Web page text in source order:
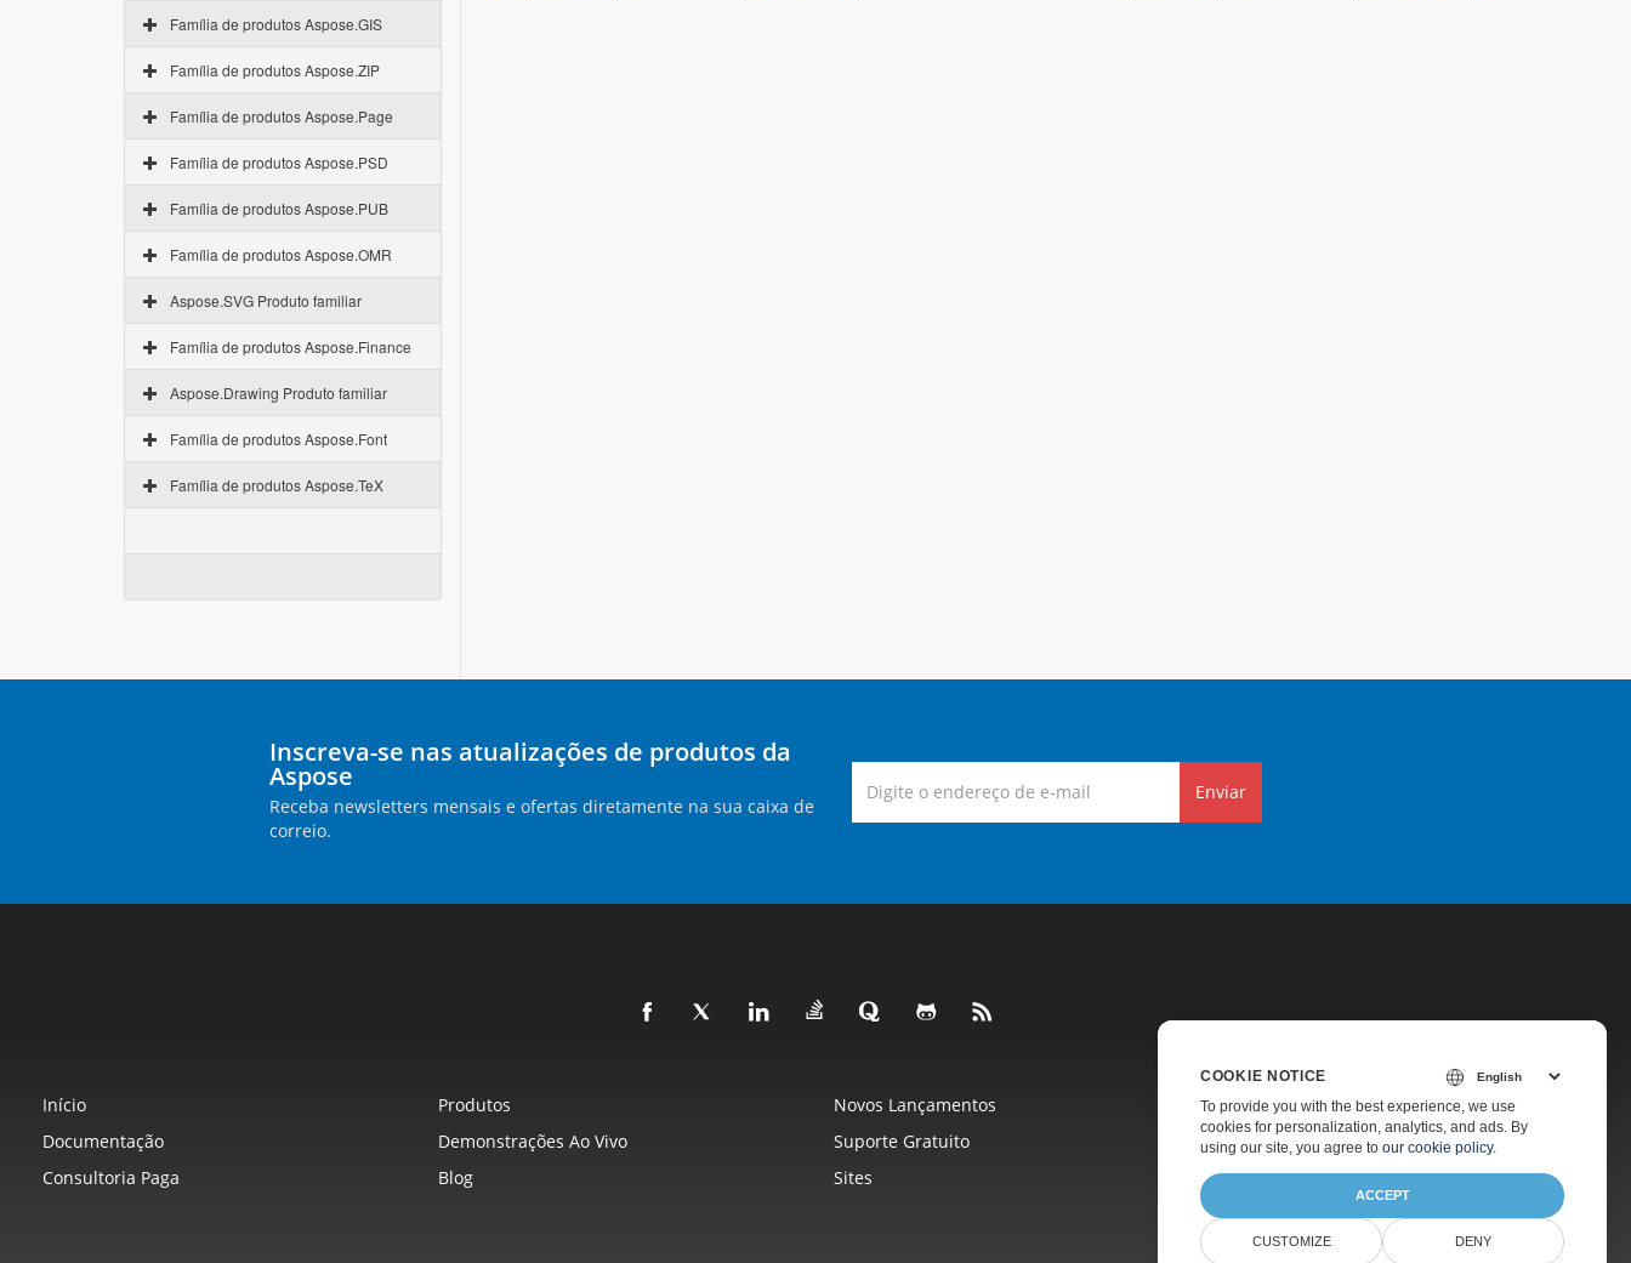
Família de produtos Aspose.GIS
Família de produtos Aspose.ZIP
Família de produtos Aspose.Page
Família de produtos Aspose.PSD
Família de produtos Aspose.PUB
Família de produtos Aspose.OMR
Aspose.SVG Produto familiar
Família de produtos Aspose.Finance
Aspose.Drawing Produto familiar
Família de produtos Aspose.Font
Família de produtos Aspose.TeX
Inscreva-se nas atualizações de produtos da
Aspose
Receba newsletters mensais e ofertas diretamente na sua caixa de
correio.
Enviar
Início Produtos Novos Lançamentos
Preços
Documentação
Demonstrações Ao Vivo Suporte Gratuito
Suporte Pago
Consultoria Paga
Blog Sites Sobre
COOKIE NOTICE
To provide you with the best experience, we use
cookies for personalization, analytics, and ads. By
using our site, you agree to our cookie policy.
ACCEPT
CUSTOMIZE DENY